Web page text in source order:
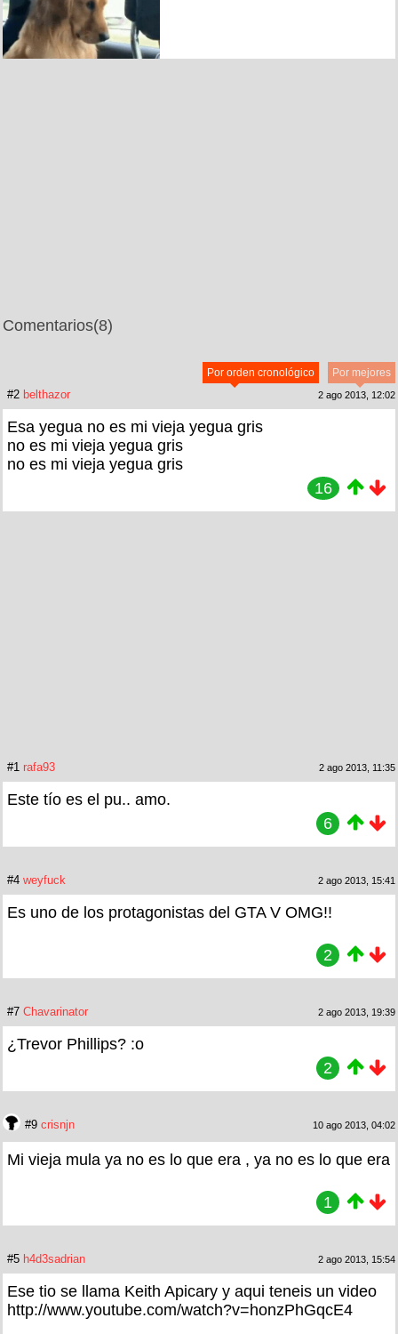
Comentarios(8)
Por mejores
Por orden cronológico
#2 belthazor 2 ago 2013, 12:02
Esa yegua no es mi vieja yegua gris
no es mi vieja yegua gris
no es mi vieja yegua gris
16
#1 rafa93 2 ago 2013, 11:35
Este tío es el pu.. amo.
6
#4 weyfuck 2 ago 2013, 15:41
Es uno de los protagonistas del GTA V OMG!!
2
#7 Chavarinator 2 ago 2013, 19:39
¿Trevor Phillips? :o
2
#9 crisnjn 10 ago 2013, 04:02
Mi vieja mula ya no es lo que era , ya no es lo que era
1
#5 h4d3sadrian 2 ago 2013, 15:54
Ese tio se llama Keith Apicary y aqui teneis un video
http://www.youtube.com/watch?v=honzPhGqcE4